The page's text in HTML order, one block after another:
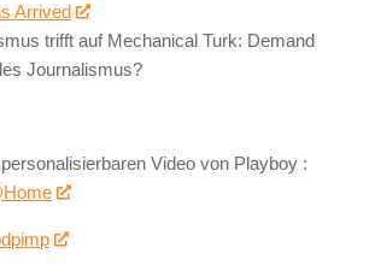
Arrived
trifft auf Mechanical Turk: Demand
Journalismus?
Video von Playboy :